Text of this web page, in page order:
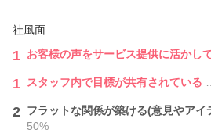
社風面
1 お客様の声をサービス提供に活かし
1 スタッフ内で目標が共有されている
2 フラットな関係が築ける(意見やアイ
50%